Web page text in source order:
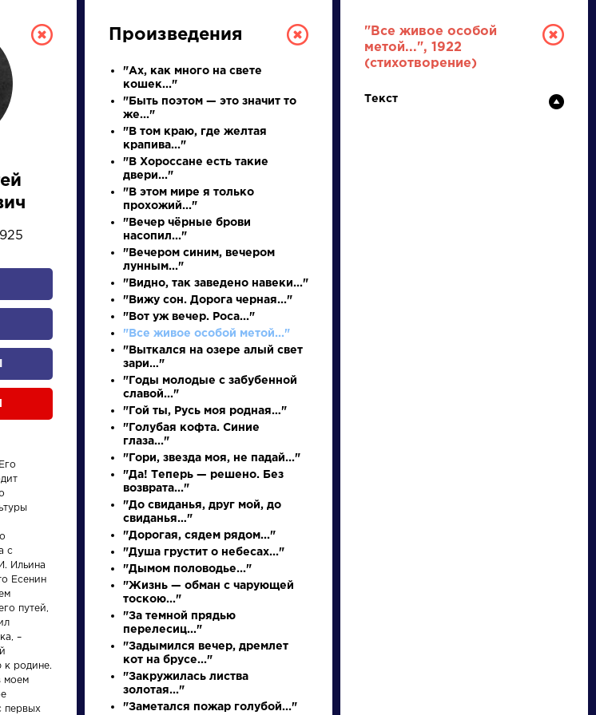
ЛИТЕРАТУРА
УРОКОВ И ЕГЭ
С Т У Ф Х
персонажи
Писатели
Брюсов
Валерий
с
Ильина
Есенин
путей,
–
родине.
моем
первых
Произведения
"Ах, как много на свете
кошек..."
"Быть поэтом — это значит то
же..."
"В том краю, где желтая
крапива..."
"В Хороссане есть такие
двери..."
"В этом мире я только
прохожий..."
"Вечер чёрные брови
насопил..."
"Вечером синим, вечером
лунным..."
"Видно, так заведено навеки..."
"Вижу сон. Дорога черная..."
"Вот уж вечер. Роса..."
"Все живое особой метой..."
"Выткался на озере алый свет
зари…"
"Годы молодые с забубенной
славой..."
"Гой ты, Русь моя родная…"
"Голубая кофта. Синие
глаза..."
"Гори, звезда моя, не падай..."
"Да! Теперь — решено. Без
возврата..."
"До свиданья, друг мой, до
свиданья…"
"Дорогая, сядем рядом..."
"Душа грустит о небесах..."
"Дымом половодье..."
"Жизнь — обман с чарующей
тоскою..."
"За темной прядью
перелесиц..."
"Задымился вечер, дремлет
кот на брусе..."
"Закружилась листва
золотая..."
"Заметался пожар голубой..."
"Все живое особой
метой...", 1922
(стихотворение)
Текст